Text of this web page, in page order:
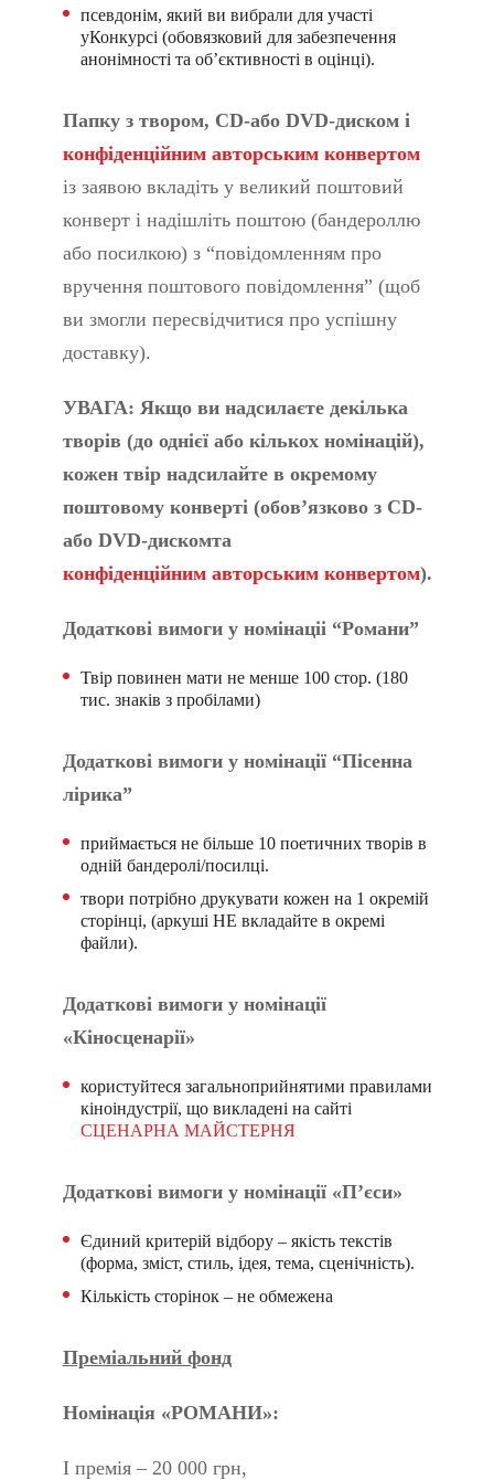
псевдонім, який ви вибрали для участі
уКонкурсі (обовязковий для забезпечення
анонімності та об’єктивності в оцінці).
Папку з твором, CD-або DVD-диском і
конфіденційним авторським конвертом
із заявою вкладіть у великий поштовий
конверт і надішліть поштою (бандероллю
або посилкою) з “повідомленням про
вручення поштового повідомлення” (щоб
ви змогли пересвідчитися про успішну
доставку).
УВАГА: Якщо ви надсилаєте декілька
творів (до однієї або кількох номінацій),
кожен твір надсилайте в окремому
поштовому конверті (обов’язково з CD-
або DVD-дискомта
конфіденційним авторським конвертом).
Додаткові вимоги у номінаціі “Романи”
Твір повинен мати не менше 100 стор. (180
тис. знаків з пробілами)
Додаткові вимоги у номінації “Пісенна
лірика”
приймається не більше 10 поетичних творів в
одній бандеролі/посилці.
твори потрібно друкувати кожен на 1 окремій
сторінці, (аркуші НЕ вкладайте в окремі
файли).
Додаткові вимоги у номінації
«Кіносценарії»
користуйтеся загальноприйнятими правилами
кіноіндустрії, що викладені на сайті
СЦЕНАРНА МАЙСТЕРНЯ
Додаткові вимоги у номінації «П’єси»
Єдиний критерій відбору – якість текстів
(форма, зміст, стиль, ідея, тема, сценічність).
Кількість сторінок – не обмежена
Преміальний фонд
Номінація «РОМАНИ»:
І премія – 20 000 грн,